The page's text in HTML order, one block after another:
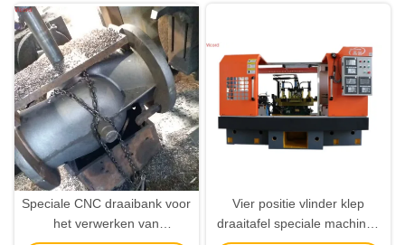
Speciale CNC draaibank voor
het verwerken van
Vier positie vlinder klep
draaitafel speciale machine /